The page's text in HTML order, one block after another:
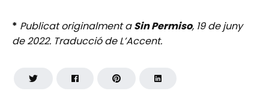
* Publicat originalment aSin Permiso, 19 de juny
de 2022. Traducció de L’Accent.